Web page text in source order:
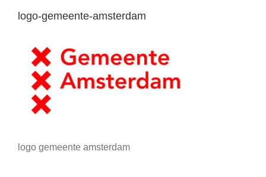
logo-gemeente-amsterdam
logo gemeente amsterdam